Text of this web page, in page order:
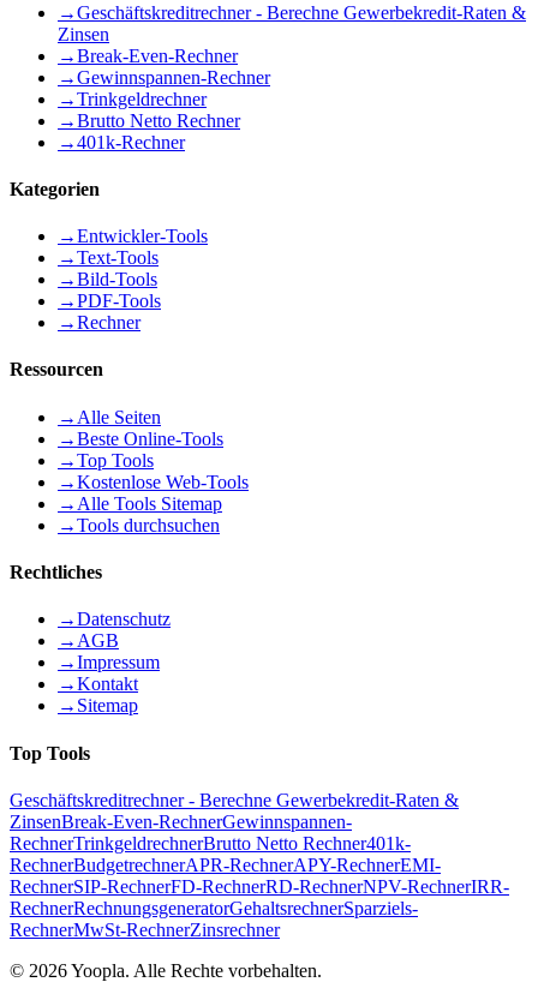
→Geschäftskreditrechner - Berechne Gewerbekredit-Raten &
Zinsen
→Break-Even-Rechner
→Gewinnspannen-Rechner
→Trinkgeldrechner
→Brutto Netto Rechner
→401k-Rechner
Kategorien
→Entwickler-Tools
→Text-Tools
→Bild-Tools
→PDF-Tools
→Rechner
Ressourcen
→ Alle Seiten
→Beste Online-Tools
→Top Tools
→Kostenlose Web-Tools
→ Alle Tools Sitemap
→Tools durchsuchen
Rechtliches
→Datenschutz
→ AGB
→Impressum
→Kontakt
→ Sitemap
Top Tools
Geschäftskreditrechner - Berechne Gewerbekredit-Raten &
ZinsenBreak-Even-RechnerGewinnspannen-
RechnerTrinkgeldrechnerBrutto Netto Rechner401k-
RechnerBudgetrechnerAPR-RechnerAPY-RechnerEMI-
RechnerSIP-RechnerFD-RechnerRD-RechnerNPV-RechnerIRR-
RechnerRechnungsgeneratorGehaltsrechnerSparziels-
RechnerMwSt-RechnerZinsrechner
© 2026Yoopla. Alle Rechte vorbehalten.